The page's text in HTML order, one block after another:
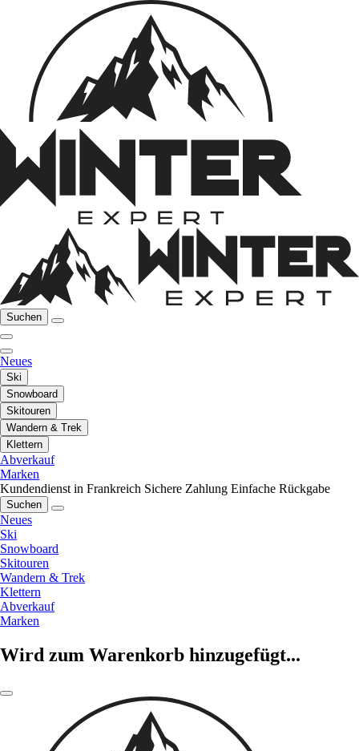
Suchen
Neues
Ski
Snowboard
Skitouren
Wandern & Trek
Klettern
Abverkauf
Marken
Kundendienst in Frankreich Sichere Zahlung Einfache Rückgabe
Suchen
Neues
Ski
Snowboard
Skitouren
Wandern & Trek
Klettern
Abverkauf
Marken
Wird zum Warenkorb hinzugefügt...